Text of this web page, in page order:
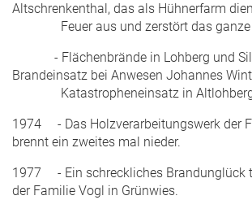
Altschrenkenthal, das als Hühnerfarm
Feuer aus und zerstört das ganze
- Flächenbrände in Lohberg und
Brandeinsatz bei Anwesen Johannes
Katastropheneinsatz in
1974 - Das Holzverarbeitungswerk der
brennt ein zweites mal nieder.
1977 - Ein schreckliches Brandunglück
der Familie Vogl in Grünwies.